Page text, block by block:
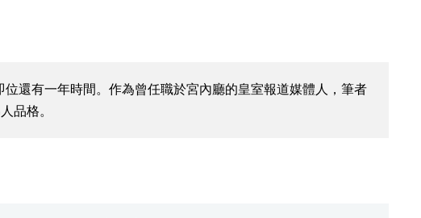
還有一年時間。作為曾任職於宮內廳的皇室報道媒體人，筆者
品格。